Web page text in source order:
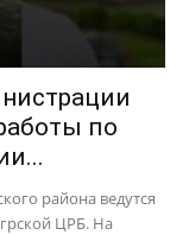
по
района ведутся
ЦРБ. На